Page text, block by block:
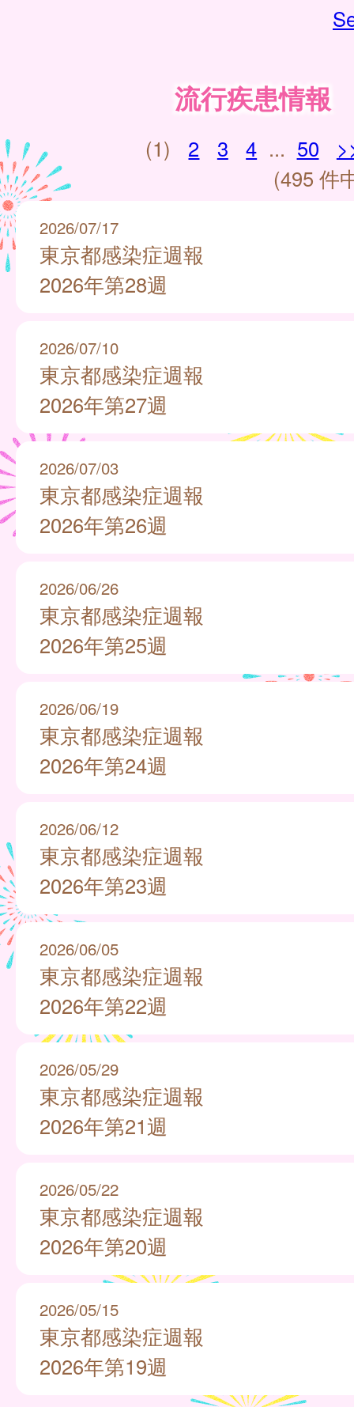
流行疾患情報
(1) 2 3 4 ... 50
(495 件
2026/07/17
東京都感染症週報
2026年第28週
2026/07/10
東京都感染症週報
2026年第27週
2026/07/03
東京都感染症週報
2026年第26週
2026/06/26
東京都感染症週報
2026年第25週
2026/06/19
東京都感染症週報
2026年第24週
2026/06/12
東京都感染症週報
2026年第23週
2026/06/05
東京都感染症週報
2026年第22週
2026/05/29
東京都感染症週報
2026年第21週
2026/05/22
東京都感染症週報
2026年第20週
2026/05/15
東京都感染症週報
2026年第19週